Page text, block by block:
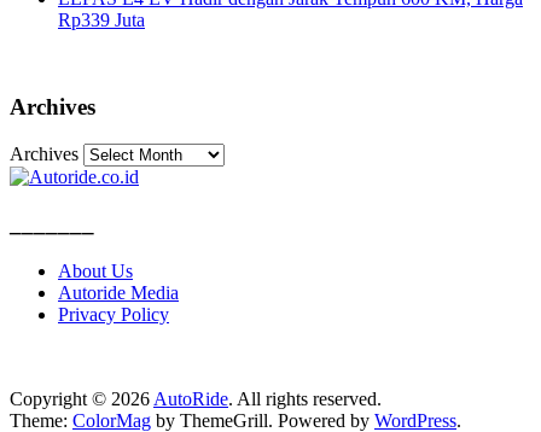
Rp339 Juta
Archives
Archives
About Us
Autoride Media
Privacy Policy
Copyright © 2026 AutoRide. All rights reserved.
Theme: ColorMag by ThemeGrill. Powered by WordPress.